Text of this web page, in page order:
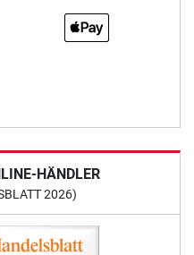
HÄNDLER
2026)